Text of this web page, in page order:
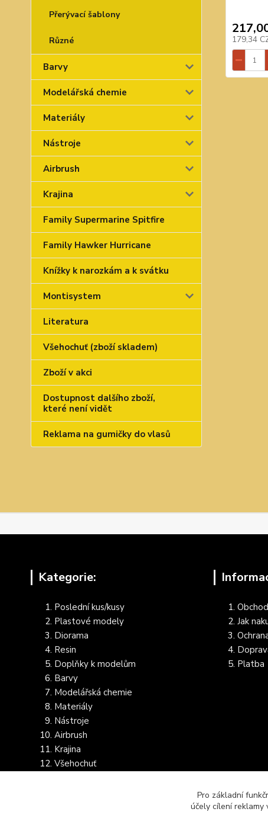
Přerývací šablony
Různé
Barvy
Modelářská chemie
Materiály
Nástroje
Airbrush
Krajina
Family Supermarine Spitfire
Family Hawker Hurricane
Knížky k narozkám a k svátku
Montisystem
Literatura
Všehochuť (zboží skladem)
Zboží v akci
Dostupnost dalšího zboží,
které není vidět
Reklama na gumičky do vlasů
179,34
Kategorie:
Poslední kus/kusy
Plastové modely
Diorama
Resin
Doplňky k modelům
Barvy
Modelářská chemie
Materiály
Nástroje
Airbrush
Krajina
Všehochuť
Jak
Platba
Pro základní
účely cílení reklamy